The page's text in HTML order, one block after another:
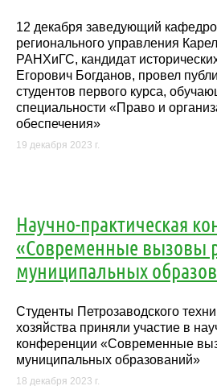
12 декабря заведующий
регионального управления
РАНХиГС, кандидат
Егорович Богданов, провел
студентов первого курса,
специальности «Право и
обеспечения»
19 декабря 2023 г.
Научно-практическая
«Современные вызовы
муниципальных
Студенты Петрозаводского
хозяйства приняли участие в
конференции «Современные
муниципальных образований»
18 декабря 2023 г.